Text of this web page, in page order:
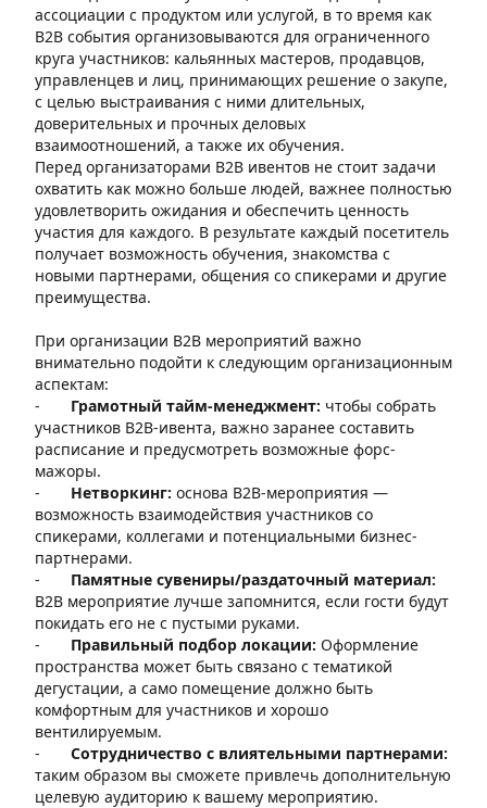
ассоциации с продуктом или услугой, в то время как
B2B события организовываются для ограниченного
круга участников: кальянных мастеров, продавцов,
управленцев и лиц, принимающих решение о закупе,
с целью выстраивания с ними длительных,
доверительных и прочных деловых
взаимоотношений, а также их обучения.
Перед организаторами B2B ивентов не стоит задачи
охватить как можно больше людей, важнее полностью
удовлетворить ожидания и обеспечить ценность
участия для каждого. В результате каждый посетитель
получает возможность обучения, знакомства с
новыми партнерами, общения со спикерами и другие
преимущества.
При организации B2B мероприятий важно
внимательно подойти к следующим организационным
аспектам:
- Грамотный тайм-менеджмент: чтобы собрать
участников B2B-ивента, важно заранее составить
расписание и предусмотреть возможные форс-
мажоры.
- Нетворкинг: основа B2B-мероприятия —
возможность взаимодействия участников со
спикерами, коллегами и потенциальными бизнес-
партнерами.
- Памятные сувениры/раздаточный материал:
В2В мероприятие лучше запомнится, если гости будут
покидать его не с пустыми руками.
- Правильный подбор локации: Оформление
пространства может быть связано с тематикой
дегустации, а само помещение должно быть
комфортным для участников и хорошо
вентилируемым.
- Сотрудничество с влиятельными партнерами:
таким образом вы сможете привлечь дополнительную
целевую аудиторию к вашему мероприятию.